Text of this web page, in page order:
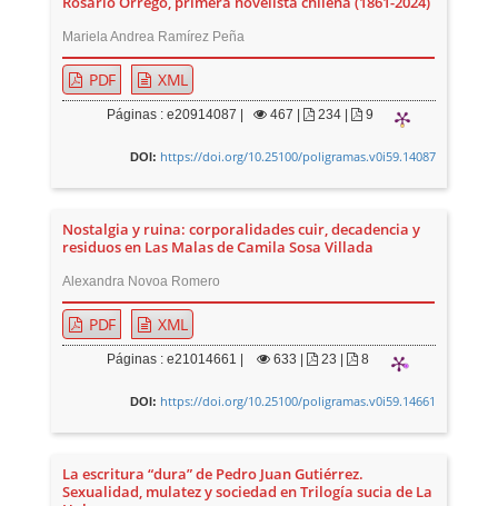
Mariela Andrea Ramírez Peña
PDF XML
Páginas : e20914087 | 467 234 | 9
DOI: https://doi.org/10.25100/poligramas.v0i59.14087
Nostalgia y ruina: corporalidades cuir, decadencia y
residuos en Las Malas de Camila Sosa Villada
Alexandra Novoa Romero
PDF XML
Páginas : e21014661 | 633 23 | 8
DOI: https://doi.org/10.25100/poligramas.v0i59.14661
La escritura “dura” de Pedro Juan Gutiérrez.
Sexualidad, mulatez y sociedad en Trilogía sucia de La